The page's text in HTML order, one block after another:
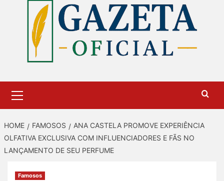
Menu
HOME FAMOSOS
ANA CASTELA PROMOVE EXPERIÊNCIA
OLFATIVA EXCLUSIVA COM INFLUENCIADORES E FÃS NO
LANÇAMENTO DE SEU PERFUME
Famosos